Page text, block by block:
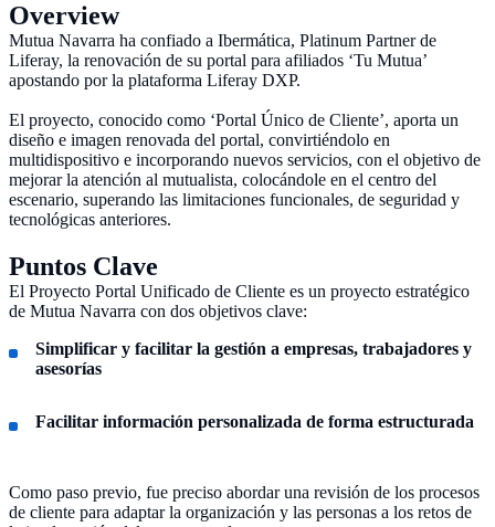
Overview
Mutua Navarra ha confiado a Ibermática, Platinum Partner de
Liferay, la renovación de su portal para afiliados ‘Tu Mutua’
apostando por la plataforma Liferay DXP.
El proyecto, conocido como ‘Portal Único de Cliente’, aporta un
diseño e imagen renovada del portal, convirtiéndolo en
multidispositivo e incorporando nuevos servicios, con el objetivo de
mejorar la atención al mutualista, colocándole en el centro del
escenario, superando las limitaciones funcionales, de seguridad y
tecnológicas anteriores.
Puntos Clave
El Proyecto Portal Unificado de Cliente es un proyecto estratégico
de Mutua Navarra con dos objetivos clave:
Simplificar y facilitar la gestión a empresas, trabajadores y
asesorías
Facilitar información personalizada de forma estructurada
Como paso previo, fue preciso abordar una revisión de los procesos
de cliente para adaptar la organización y las personas a los retos de